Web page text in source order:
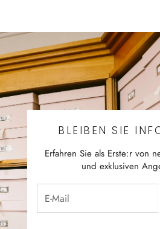
BLEIBEN SIE
Erfahren Sie als Erste:r von
und exklusiven